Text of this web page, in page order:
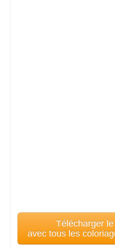
Télécharger le
avec tous les